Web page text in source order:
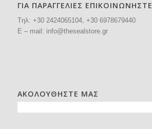
ΓΙΑ ΠΑΡΑΓΓΕΛΙΕΣ
Tηλ: +30 2424065104, +30 6978679440
E – mail: info@thesealstore.gr
ΑΚΟΛΟΥΘΗΣΤΕ ΜΑΣ